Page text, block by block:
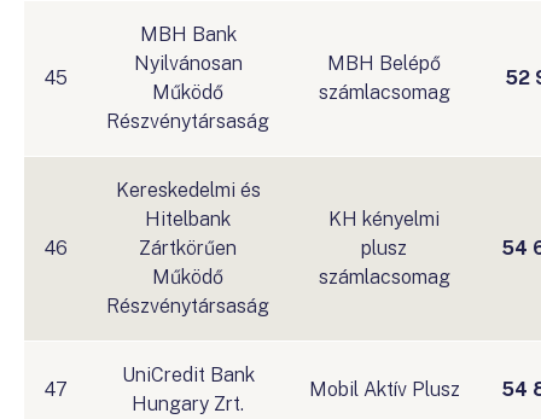
45
MBH Bank
Nyilvánosan
Működő
Részvénytársaság
MBH Belépő
számlacsomag
52
46
Kereskedelmi és
Hitelbank
Zártkörűen
Működő
Részvénytársaság
KH kényelmi
plusz
számlacsomag
54
47
UniCredit Bank
Hungary Zrt.
Mobil Aktív Plusz 54